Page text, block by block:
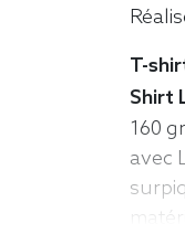
T-
Shirt
160
avec